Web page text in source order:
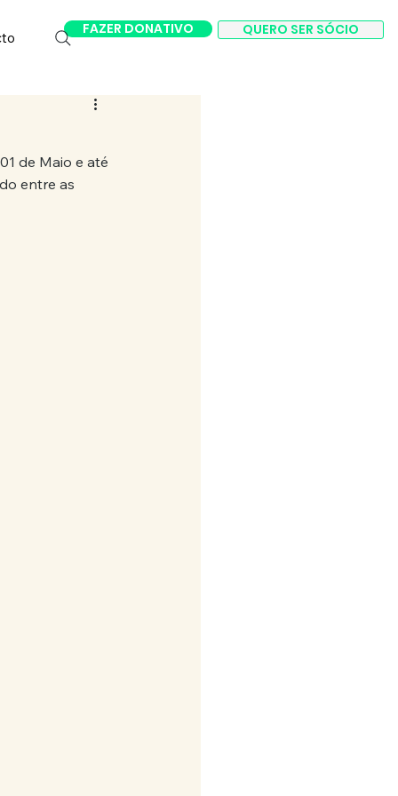
FAZER DONATIVO QUERO SER SÓCIO
de Maio e até
entre as